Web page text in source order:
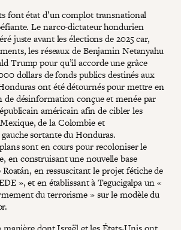
font état d’un complot transnational
Le narco-dictateur hondurien
juste avant les élections de 2025 car,
les réseaux de Benjamin Netanyahu
Trump pour qu’il accorde une grâce
dollars de fonds publics destinés aux
ont été détournés pour mettre en
de désinformation conçue et menée par
américain afin de cibler les
de la Colombie et
sortante du Honduras.
sont en cours pour recoloniser le
en construisant une nouvelle base
en ressuscitant le projet fétiche de
», et en établissant à Tegucigalpa un «
du terrorisme » sur le modèle du